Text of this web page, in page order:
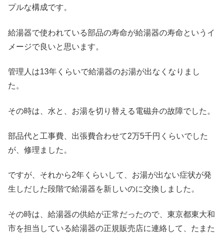
プルな構成です。
給湯器で使われている部品の寿命が給湯器の寿命というイ
メージで良いと思います。
管理人は13年くらいで給湯器のお湯が出なくなりまし
た。
その時は、水と、お湯を切り替える電磁弁の故障でした。
部品代と工事費、出張費合わせて2万5千円くらいでした
が、修理ました。
ですが、それから2年くらいして、お湯が出ない症状が発
生しだした段階で給湯器を新しいのに交換しました。
その時は、給湯器の供給が正常だったので、東京都東大和
市を担当している給湯器の正規販売店に連絡して、たまた